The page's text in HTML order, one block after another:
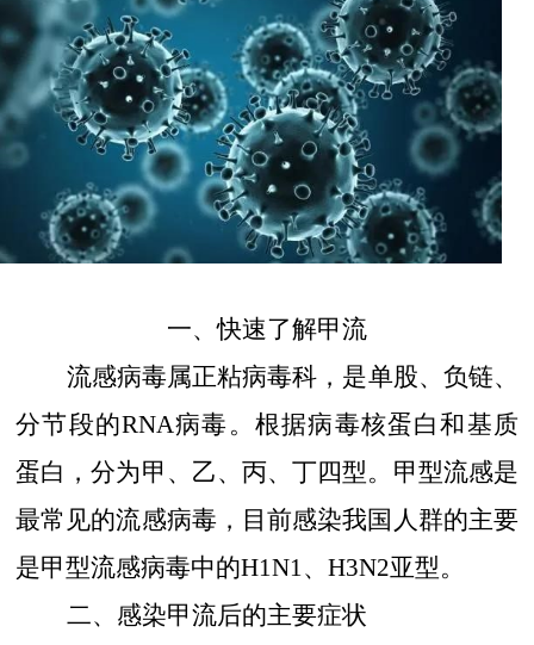
一、快速了解甲流
流感病毒属正粘病毒科，是单股、负链、
分节段的RNA病毒。根据病毒核蛋白和基质
蛋白，分为甲、乙、丙、丁四型。甲型流感是
最常见的流感病毒，目前感染我国人群的主要
是甲型流感病毒中的H1N1 、H3N2亚型。
二、感染甲流后的主要症状